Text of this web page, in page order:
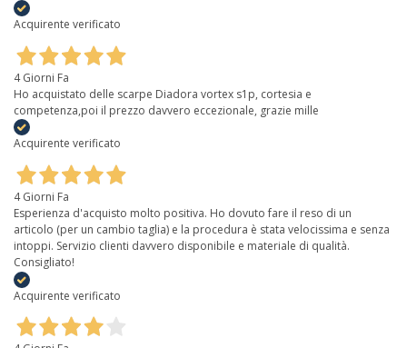
Acquirente verificato
4 Giorni Fa
Ho acquistato delle scarpe Diadora vortex s1p, cortesia e
competenza,poi il prezzo davvero eccezionale, grazie mille
Acquirente verificato
4 Giorni Fa
Esperienza d'acquisto molto positiva. Ho dovuto fare il reso di un
articolo (per un cambio taglia) e la procedura è stata velocissima e senza
intoppi. Servizio clienti davvero disponibile e materiale di qualità.
Consigliato!
Acquirente verificato